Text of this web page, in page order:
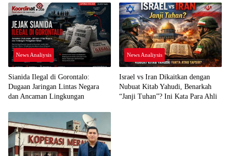
News Analiysis
Sianida Ilegal di Gorontalo:
Dugaan Jaringan Lintas Negara
dan Ancaman Lingkungan
News Analiysis
Israel vs Iran Dikaitkan dengan
Nubuat Kitab Yahudi, Benarkah
“Janji Tuhan”? Ini Kata Para Ahli